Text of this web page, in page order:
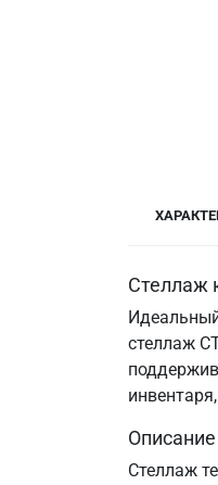
Стеллаж
стеллаж
Стеллаж